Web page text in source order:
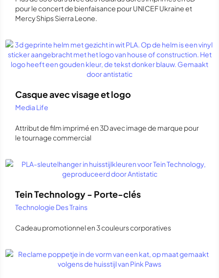
pour le concert de bienfaisance pour UNICEF Ukraine et
Mercy Ships Sierra Leone.
Casque avec visage et logo
Media Life
Attribut de film imprimé en 3D avec image de marque pour
le tournage commercial
Tein Technology - Porte-clés
Technologie Des Trains
Cadeau promotionnel en 3 couleurs corporatives